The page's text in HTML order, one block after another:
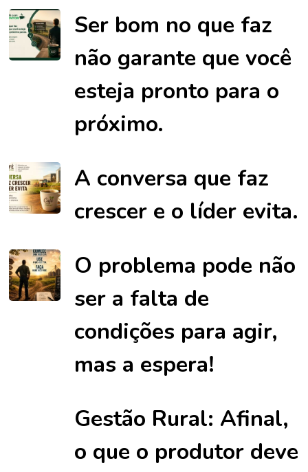
Ser bom no que faz
não garante que você
esteja pronto para o
próximo.
A conversa que faz
crescer e o líder evita.
O problema pode não
ser a falta de
condições para agir,
mas a espera!
Gestão Rural: Afinal,
o que o produtor deve